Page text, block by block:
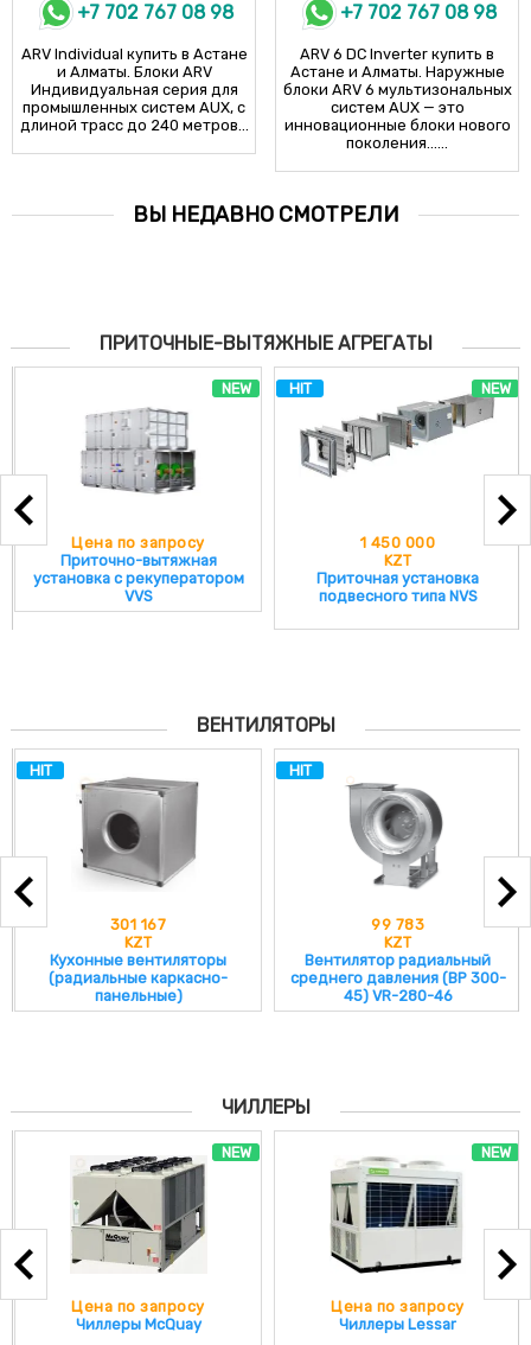
+7 702 767 08 98
ARV Individual купить в Астане
и Алматы. Блоки ARV
Индивидуальная серия для
промышленных систем AUX, с
длиной трасс до 240 метров...
+7 702 767 08 98
ARV 6 DC Inverter купить в
Астане и Алматы. Наружные
блоки ARV 6 мультизональных
систем AUX — это
инновационные блоки нового
поколения......
ВЫ НЕДАВНО СМОТРЕЛИ
ПРИТОЧНЫЕ-ВЫТЯЖНЫЕ АГРЕГАТЫ
NEW
Цена по запросу
Приточно-вытяжная
установка с рекуператором
VVS
NEW
HIT
1 450 000
KZT
Приточная установка
подвесного типа NVS
ВЕНТИЛЯТОРЫ
HIT
301 167
KZT
Кухонные вентиляторы
(радиальные каркасно-
панельные)
HIT
99 783
KZT
Вентилятор радиальный
среднего давления (ВР 300-
45) VR-280-46
ЧИЛЛЕРЫ
NEW
Цена по запросу
Чиллеры McQuay
NEW
Цена по запросу
Чиллеры Lessar